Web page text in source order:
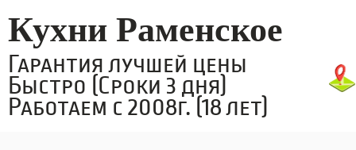
Кухни Раменское
Гарантия лучшей цены
Быстро (Сроки 3 дня)
Работаем с 2008г. (18 лет)